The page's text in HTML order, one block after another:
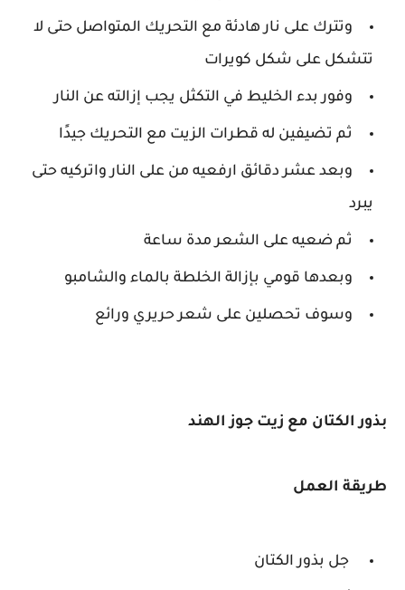
وتترك على نار هادئة مع التحريك المتواصل حتى لا
تتشكل على شكل كويرات
وفور بدء الخليط في التكثل يجب إزالته عن النار
ثم تضيفين له قطرات الزيت مع التحريك جيدًا
وبعد عشر دقائق ارفعيه من على النار واتركيه حتى
يبرد
ثم ضعيه على الشعر مدة ساعة
وبعدها قومي بإزالة الخلطة بالماء والشامبو
وسوف تحصلين على شعر حريري ورائع
بذور الكتان مع زيت جوز الهند
طريقة العمل
جل بذور الكتان